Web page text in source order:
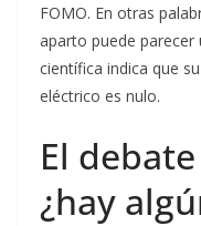
FOMO. En otras
aparto puede parecer
científica indica que
eléctrico es nulo.
El
¿hay